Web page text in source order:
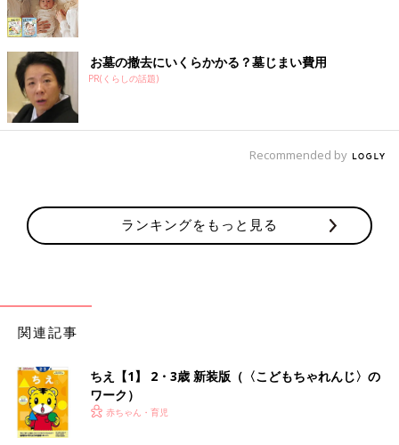
お墓の撤去にいくらかかる？墓じまい費用
PR(くらしの話題)
Recommended by
ランキングをもっと見る
関連記事
ちえ【1】 2・3歳 新装版（〈こどもちゃれんじ〉の
ワーク）
赤ちゃん・育児